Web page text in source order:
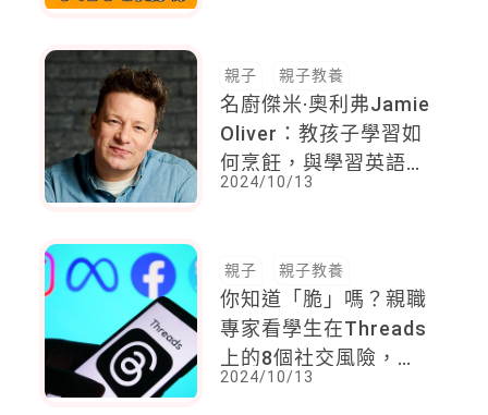
親子 親子教養
名廚傑米·奧利弗Jamie
Oliver：教孩子學習如
何烹飪，與學習英語或
數學一樣重要！
2024/10/13
親子 親子教養
你知道「脆」嗎？親職
專家看學生在Threads
上的8個社交風險，高
觸及率、演算法都要注
2024/10/13